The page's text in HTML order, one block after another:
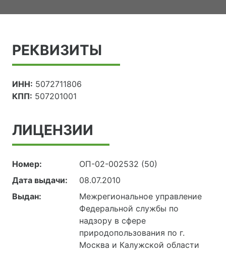
РЕКВИЗИТЫ
ИНН: 5072711806
КПП: 507201001
ЛИЦЕНЗИИ
Номер:
ОП-02-002532 (50)
Дата выдачи:
08.07.2010
Выдан:
Межрегиональное управление
Федеральной службы по
надзору в сфере
природопользования по г.
Москва и Калужской области